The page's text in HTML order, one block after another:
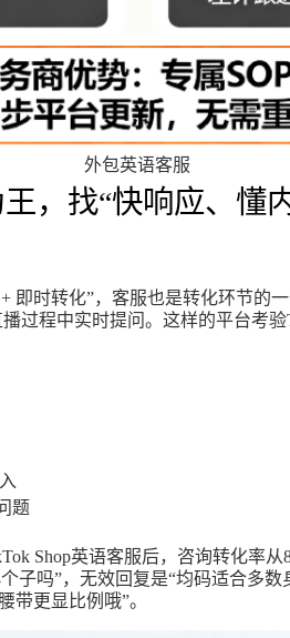
外包英语客服
，找“快响应、懂
即时转化”，客服也是转化环节的
过程中实时提问。这样的平台考验
题
Shop英语客服后，咨询转化率
子吗”，无效回复是“均码适合多
带更显比例哦”。